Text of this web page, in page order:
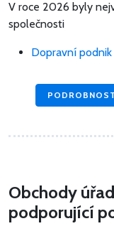
V roce 2026 byly
společnosti
Dopravní podnik
Obchody
podporující